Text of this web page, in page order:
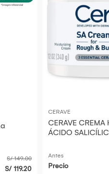
S/ 149.00
S/ 119.20
CERAVE
CERAVE CREMA
ÁCIDO
Antes
Precio